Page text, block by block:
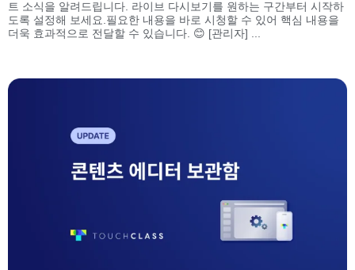
트 소식을 알려드립니다. 라이브 다시보기를 원하는 구간부터 시작하
도록 설정해 보세요.필요한 내용을 바로 시청할 수 있어 핵심 내용을
더욱 효과적으로 전달할 수 있습니다. 😊 [관리자] ...